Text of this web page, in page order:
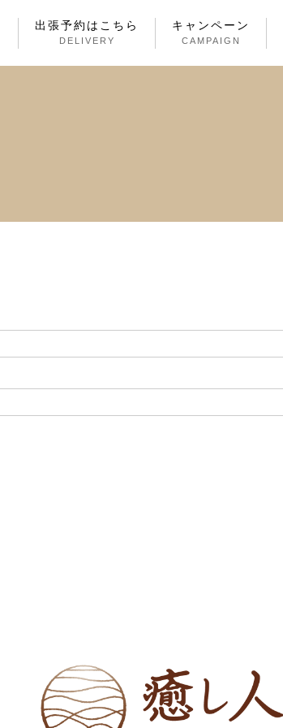
出張予約はこちら
DELIVERY
キャンペーン
CAMPAIGN